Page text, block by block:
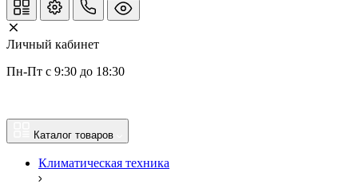
Личный кабинет
Пн-Пт с 9:30 до 18:30
Каталог товаров
Климатическая техника